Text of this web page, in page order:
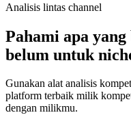
Analisis lintas channel
Pahami apa
belum untuk
Gunakan alat analisis
platform terbaik milik
dengan milikmu.